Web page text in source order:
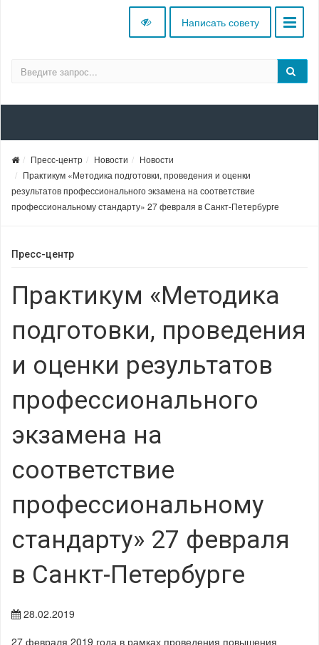
Написать совету
Пресс-центр Новости
Новости
Практикум «Методика подготовки, проведения и оценки
результатов профессионального экзамена на соответствие
профессиональному стандарту» 27 февраля в Санкт-Петербурге
Пресс-центр
Практикум «Методика
подготовки, проведения
и оценки результатов
профессионального
экзамена на
соответствие
профессиональному
стандарту» 27 февраля
в Санкт-Петербурге
28.02.2019
27 февраля 2019 года в рамках проведения повышения